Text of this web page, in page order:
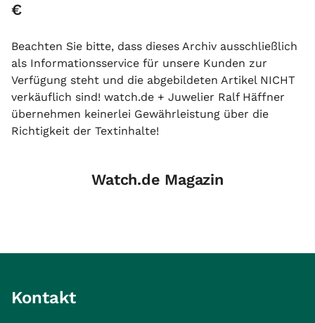
€
Beachten Sie bitte, dass dieses Archiv ausschließlich
als Informationsservice für unsere Kunden zur
Verfügung steht und die abgebildeten Artikel NICHT
verkäuflich sind! watch.de + Juwelier Ralf Häffner
übernehmen keinerlei Gewährleistung über die
Richtigkeit der Textinhalte!
Watch.de Magazin
Kontakt